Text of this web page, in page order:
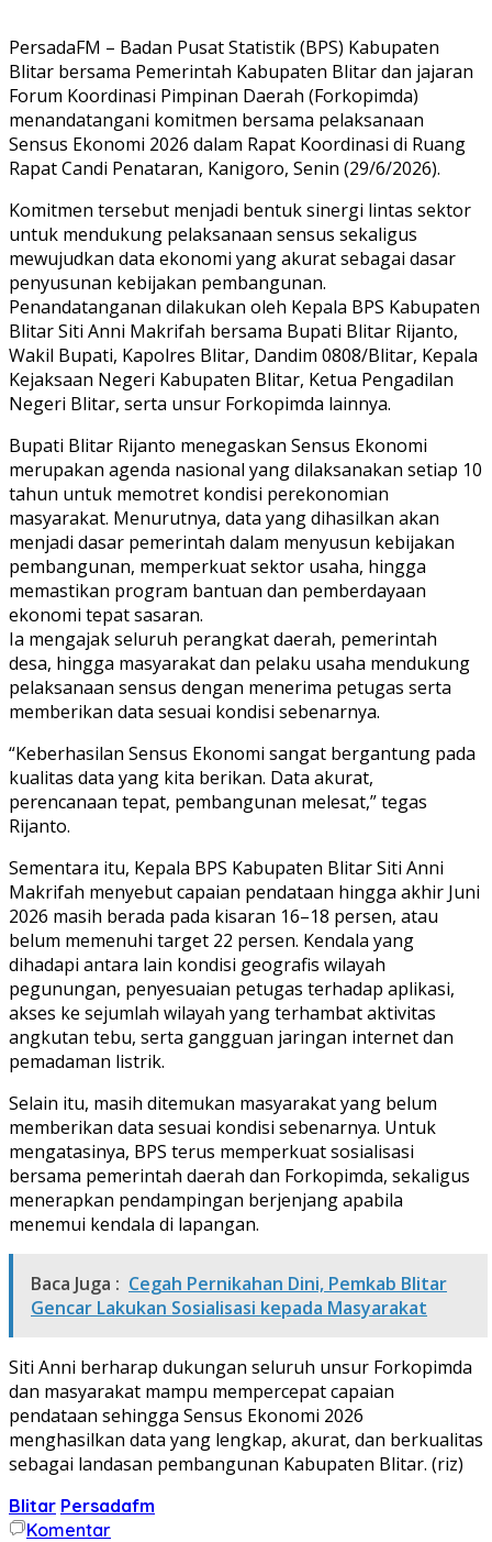
PersadaFM – Badan Pusat Statistik (BPS) Kabupaten
Blitar bersama Pemerintah Kabupaten Blitar dan jajaran
Forum Koordinasi Pimpinan Daerah (Forkopimda)
menandatangani komitmen bersama pelaksanaan
Sensus Ekonomi 2026 dalam Rapat Koordinasi di Ruang
Rapat Candi Penataran, Kanigoro, Senin (29/6/2026).
Komitmen tersebut menjadi bentuk sinergi lintas sektor
untuk mendukung pelaksanaan sensus sekaligus
mewujudkan data ekonomi yang akurat sebagai dasar
penyusunan kebijakan pembangunan.
Penandatanganan dilakukan oleh Kepala BPS Kabupaten
Blitar Siti Anni Makrifah bersama Bupati Blitar Rijanto,
Wakil Bupati, Kapolres Blitar, Dandim 0808/Blitar, Kepala
Kejaksaan Negeri Kabupaten Blitar, Ketua Pengadilan
Negeri Blitar, serta unsur Forkopimda lainnya.
Bupati Blitar Rijanto menegaskan Sensus Ekonomi
merupakan agenda nasional yang dilaksanakan setiap 10
tahun untuk memotret kondisi perekonomian
masyarakat. Menurutnya, data yang dihasilkan akan
menjadi dasar pemerintah dalam menyusun kebijakan
pembangunan, memperkuat sektor usaha, hingga
memastikan program bantuan dan pemberdayaan
ekonomi tepat sasaran.
Ia mengajak seluruh perangkat daerah, pemerintah
desa, hingga masyarakat dan pelaku usaha mendukung
pelaksanaan sensus dengan menerima petugas serta
memberikan data sesuai kondisi sebenarnya.
“Keberhasilan Sensus Ekonomi sangat bergantung pada
kualitas data yang kita berikan. Data akurat,
perencanaan tepat, pembangunan melesat,” tegas
Rijanto.
Sementara itu, Kepala BPS Kabupaten Blitar Siti Anni
Makrifah menyebut capaian pendataan hingga akhir Juni
2026 masih berada pada kisaran 16–18 persen, atau
belum memenuhi target 22 persen. Kendala yang
dihadapi antara lain kondisi geografis wilayah
pegunungan, penyesuaian petugas terhadap aplikasi,
akses ke sejumlah wilayah yang terhambat aktivitas
angkutan tebu, serta gangguan jaringan internet dan
pemadaman listrik.
Selain itu, masih ditemukan masyarakat yang belum
memberikan data sesuai kondisi sebenarnya. Untuk
mengatasinya, BPS terus memperkuat sosialisasi
bersama pemerintah daerah dan Forkopimda, sekaligus
menerapkan pendampingan berjenjang apabila
menemui kendala di lapangan.
Baca Juga : Cegah Pernikahan Dini, Pemkab Blitar
Gencar Lakukan Sosialisasi kepada Masyarakat
Siti Anni berharap dukungan seluruh unsur Forkopimda
dan masyarakat mampu mempercepat capaian
pendataan sehingga Sensus Ekonomi 2026
menghasilkan data yang lengkap, akurat, dan berkualitas
sebagai landasan pembangunan Kabupaten Blitar. (riz)
Blitar Persadafm
Komentar